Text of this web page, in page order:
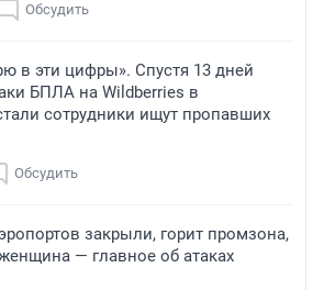
Обсудить
в эти цифры». Спустя 13 дней
БПЛА на Wildberries в
сотрудники ищут пропавших
Обсудить
закрыли, горит промзона,
— главное об атаках